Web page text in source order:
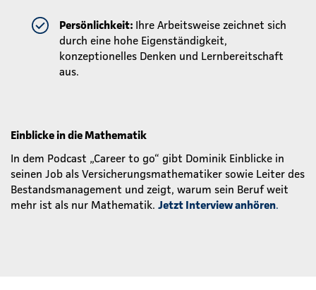
Persönlichkeit: Ihre Arbeitsweise zeichnet sich
durch eine hohe Eigenständigkeit,
konzeptionelles Denken und Lernbereitschaft
aus.
Einblicke in die Mathematik
In dem Podcast „Career to go“ gibt Dominik Einblicke in
seinen Job als Versicherungsmathematiker sowie Leiter des
Bestandsmanagement und zeigt, warum sein Beruf weit
mehr ist als nur Mathematik. Jetzt Interview anhören.